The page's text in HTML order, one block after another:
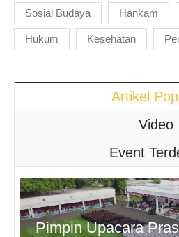
Sosial Budaya Hankam
Hukum Kesehatan
Artikel
Video
Event
Pimpin Upacara